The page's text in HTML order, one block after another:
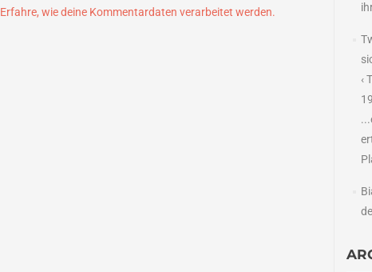
Erfahre, wie deine Kommentardaten verarbeitet werden.
‹